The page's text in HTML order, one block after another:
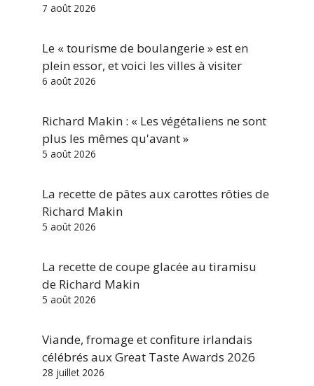
7 août 2026
Le « tourisme de boulangerie » est en
plein essor, et voici les villes à visiter
6 août 2026
Richard Makin : « Les végétaliens ne sont
plus les mêmes qu'avant »
5 août 2026
La recette de pâtes aux carottes rôties de
Richard Makin
5 août 2026
La recette de coupe glacée au tiramisu
de Richard Makin
5 août 2026
Viande, fromage et confiture irlandais
célébrés aux Great Taste Awards 2026
28 juillet 2026